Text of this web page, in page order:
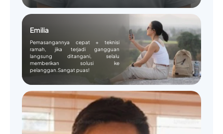
Emilia
Pemasangannya cepat + teknisi
ramah, jika terjadi gangguan
langsung ditangani, selalu
memberikan solusi ke
pelanggan.Sangat puas!